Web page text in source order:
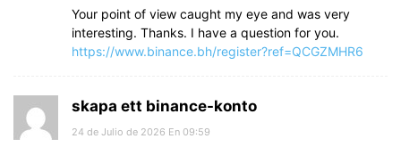
Your point of view caught my eye and was very
interesting. Thanks. I have a question for you.
https://www.binance.bh/register?ref=QCGZMHR6
skapa ett binance-konto
24 de Julio de 2026 En 09:59